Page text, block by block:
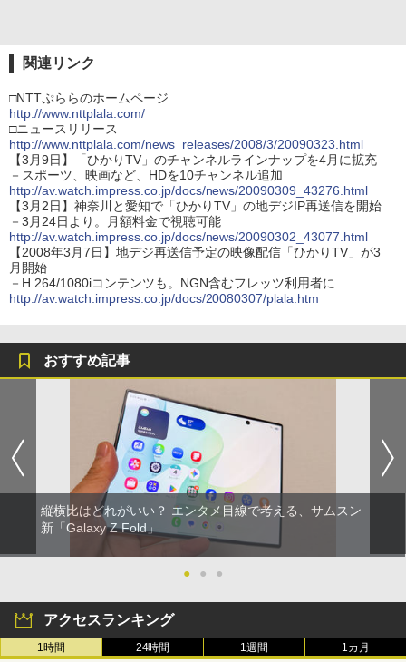
関連リンク
□NTTぷららのホームページ
http://www.nttplala.com/
□ニュースリリース
http://www.nttplala.com/news_releases/2008/3/20090323.html
【3月9日】「ひかりTV」のチャンネルラインナップを4月に拡充
－スポーツ、映画など、HDを10チャンネル追加
http://av.watch.impress.co.jp/docs/news/20090309_43276.html
【3月2日】神奈川と愛知で「ひかりTV」の地デジIP再送信を開始
－3月24日より。月額料金で視聴可能
http://av.watch.impress.co.jp/docs/news/20090302_43077.html
【2008年3月7日】地デジ再送信予定の映像配信「ひかりTV」が3
月開始
－H.264/1080iコンテンツも。NGN含むフレッツ利用者に
http://av.watch.impress.co.jp/docs/20080307/plala.htm
おすすめ記事
縦横比はどれがいい？ エンタメ目線で考える、サムスン
新「Galaxy Z Fold」
● ● ●
アクセスランキング
1時間 24時間 1週間 1カ月